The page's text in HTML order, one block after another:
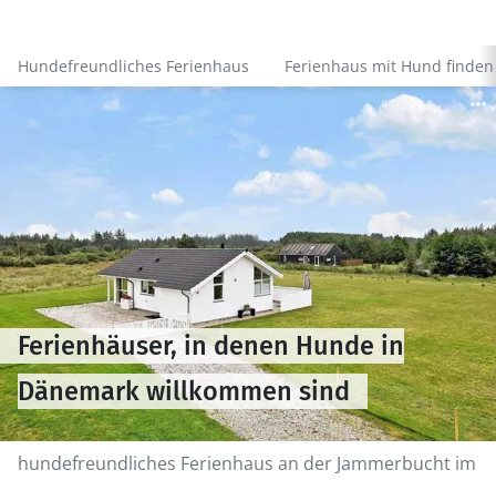
Hundefreundliches Ferienhaus Ferienhaus mit Hund finden
hundefreundliches Ferienhaus an der Jammerbucht im
Ferienhäuser, in denen Hunde in
Dänemark willkommen sind